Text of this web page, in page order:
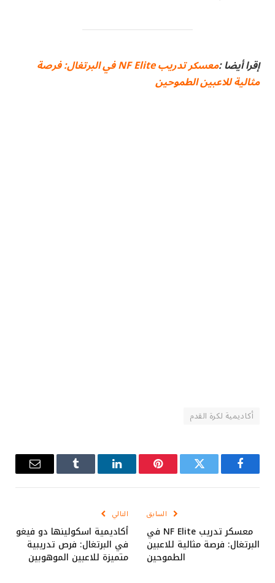
إقرا أيضا : معسكر تدريب NF Elite في البرتغال: فرصة
مثالية للاعبين الطموحين
أكاديمية لكرة القدم
فيسبوك تويتر بينتيريستلينكدإن Tumblr
البريد
السابق
معسكر تدريب NF Elite في
البرتغال: فرصة مثالية للاعبين
الطموحين
التالي
أكاديمية اسكولينها دو فيغو
في البرتغال: فرص تدريبية
متميزة للاعبين الموهوبين